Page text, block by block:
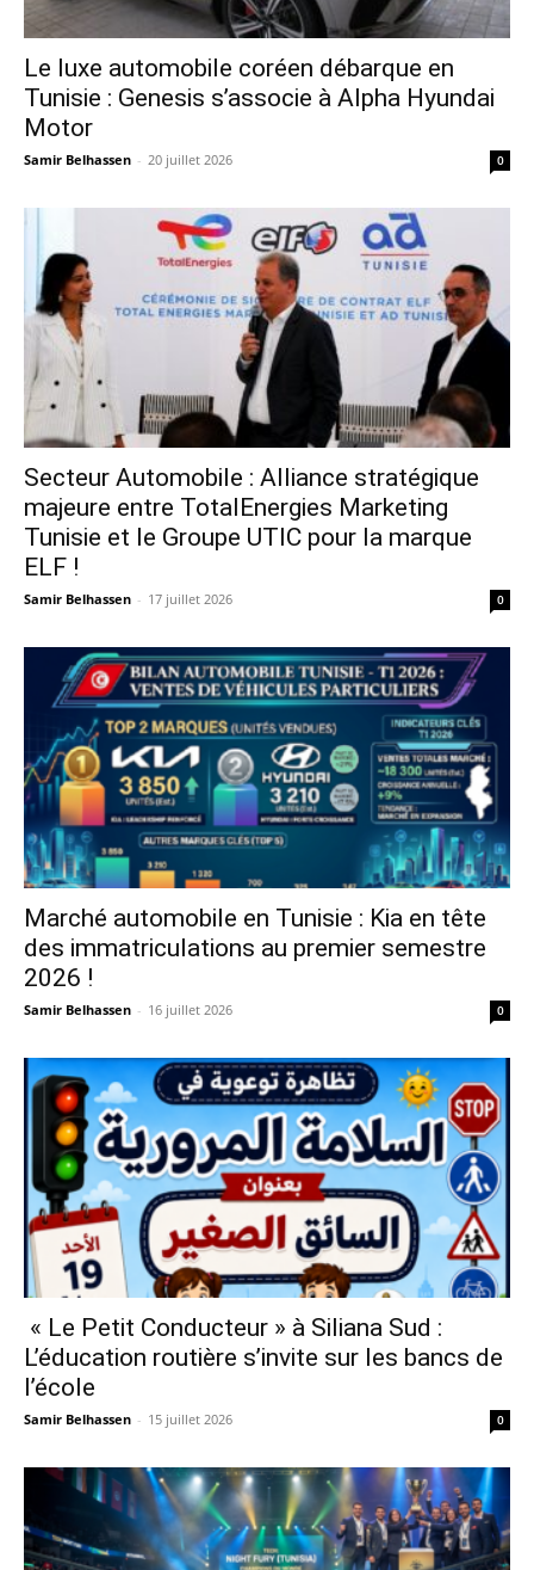
Le luxe automobile coréen débarque en
Tunisie : Genesis s’associe à Alpha Hyundai
Motor
Samir Belhassen - 20 juillet 2026 0
Secteur Automobile : Alliance stratégique
majeure entre TotalEnergies Marketing
Tunisie et le Groupe UTIC pour la marque
ELF !
Samir Belhassen - 17 juillet 2026 0
Marché automobile en Tunisie : Kia en tête
des immatriculations au premier semestre
2026 !
Samir Belhassen - 16 juillet 2026 0
« Le Petit Conducteur » à Siliana Sud :
L’éducation routière s’invite sur les bancs de
l’école
Samir Belhassen - 15 juillet 2026 0